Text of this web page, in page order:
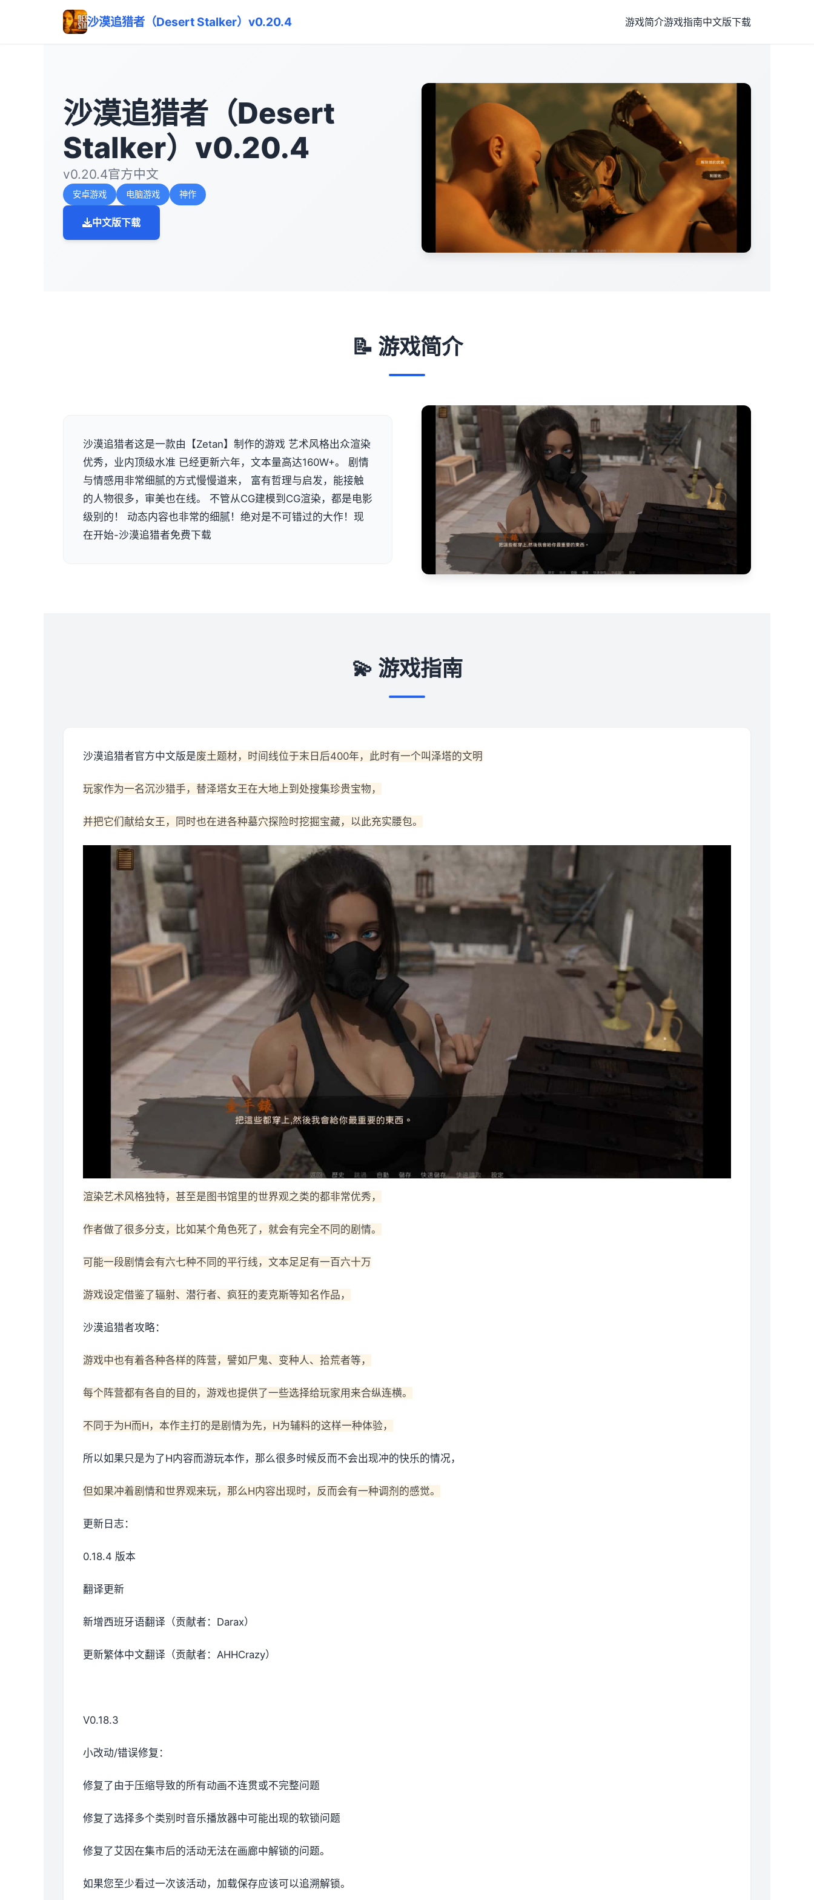
沙漠追猎者（Desert Stalker）v0.20.4 游戏简介游戏指南中文版下载
沙漠追猎者（Desert
Stalker）v0.20.4
v0.20.4官方中文
安卓游戏 电脑游戏 神作
中文版下载
📝 游戏简介
沙漠追猎者这是一款由【Zetan】制作的游戏 艺术风格出众渲染
优秀，业内顶级水准 已经更新六年，文本量高达160W+。 剧情
与情感用非常细腻的方式慢慢道来， 富有哲理与启发，能接触
的人物很多，审美也在线。 不管从CG建模到CG渲染，都是电影
级别的！ 动态内容也非常的细腻！绝对是不可错过的大作！现
在开始-沙漠追猎者免费下载
💫 游戏指南
沙漠追猎者官方中文版是废土题材，时间线位于末日后400年，此时有一个叫泽塔的文明
玩家作为一名沉沙猎手，替泽塔女王在大地上到处搜集珍贵宝物，
并把它们献给女王，同时也在进各种墓穴探险时挖掘宝藏，以此充实腰包。
渲染艺术风格独特，甚至是图书馆里的世界观之类的都非常优秀，
作者做了很多分支，比如某个角色死了，就会有完全不同的剧情。
可能一段剧情会有六七种不同的平行线，文本足足有一百六十万
游戏设定借鉴了辐射、潜行者、疯狂的麦克斯等知名作品，
沙漠追猎者攻略：
游戏中也有着各种各样的阵营，譬如尸鬼、变种人、拾荒者等，
每个阵营都有各自的目的，游戏也提供了一些选择给玩家用来合纵连横。
不同于为H而H，本作主打的是剧情为先，H为辅料的这样一种体验，
所以如果只是为了H内容而游玩本作，那么很多时候反而不会出现冲的快乐的情况，
但如果冲着剧情和世界观来玩，那么H内容出现时，反而会有一种调剂的感觉。
更新日志：
0.18.4 版本
翻译更新
新增西班牙语翻译（贡献者：Darax）
更新繁体中文翻译（贡献者：AHHCrazy）
V0.18.3
小改动/错误修复：
修复了由于压缩导致的所有动画不连贯或不完整问题
修复了选择多个类别时音乐播放器中可能出现的软锁问题
修复了艾因在集市后的活动无法在画廊中解锁的问题。
如果您至少看过一次该活动，加载保存应该可以追溯解锁。